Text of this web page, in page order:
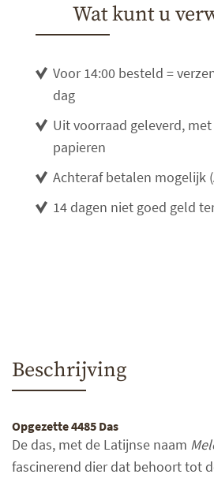
Wat kunt u
Voor 14:00 besteld =
dag
Uit voorraad geleverd,
papieren
Achteraf betalen mogelijk
14 dagen niet goed geld
Beschrijving
Opgezette 4485 Das
De das, met de Latijnse naam
fascinerend dier dat behoort tot